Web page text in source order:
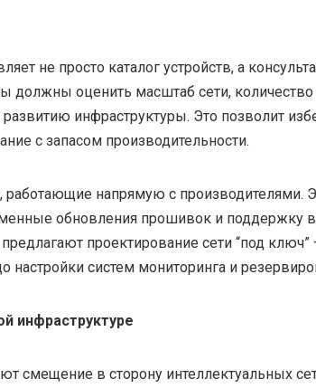
не просто каталог устройств, а
должны оценить масштаб сети, количество
инфраструктуры. Это позволит
с запасом производительности.
напрямую с производителями.
обновления прошивок и поддержку
проектирование сети “под
настройки систем мониторинга и
инфраструктуре
смещение в сторону интеллектуальных